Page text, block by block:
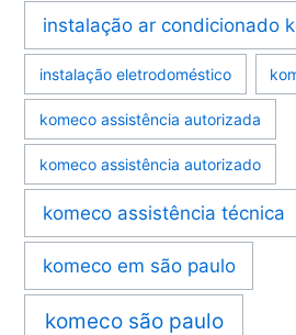
instalação ar condicionado
instalação eletrodoméstico
komeco assistência autorizada
komeco assistência autorizado
komeco assistência técnica
komeco em são paulo
komeco são paulo